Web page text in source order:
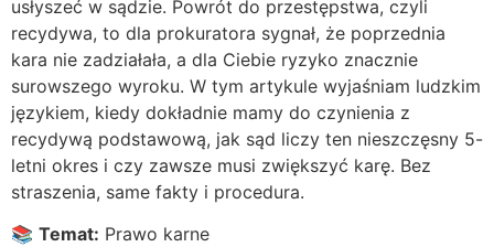
usłyszeć w sądzie. Powrót do przestępstwa, czyli
recydywa, to dla prokuratora sygnał, że poprzednia
kara nie zadziałała, a dla Ciebie ryzyko znacznie
surowszego wyroku. W tym artykule wyjaśniam ludzkim
językiem, kiedy dokładnie mamy do czynienia z
recydywą podstawową, jak sąd liczy ten nieszczęsny 5-
letni okres i czy zawsze musi zwiększyć karę. Bez
straszenia, same fakty i procedura.
📚 Temat: Prawo karne